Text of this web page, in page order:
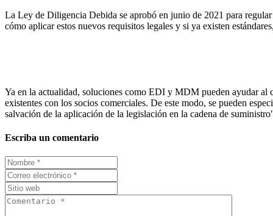
La Ley de Diligencia Debida se aprobó en junio de 2021 para
cómo aplicar estos nuevos requisitos legales y si ya existen
Ya en la actualidad, soluciones como EDI y MDM pueden ayudar al
existentes con los socios comerciales. De este modo, se pueden
salvación de la aplicación de la legislación en la cadena de
Escriba un comentario